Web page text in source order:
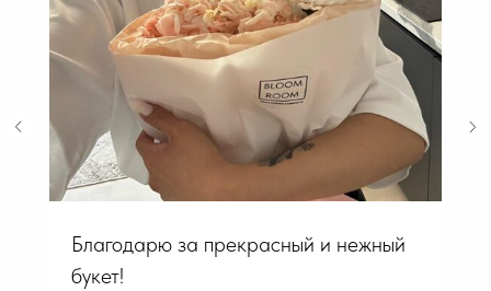
Благодарю за прекрасный и нежный
букет!